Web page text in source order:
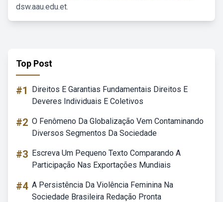
dsw.aau.edu.et.
Top Post
#1
Direitos E Garantias Fundamentais Direitos E
Deveres Individuais E Coletivos
#2 O Fenômeno Da Globalização Vem Contaminando
Diversos Segmentos Da Sociedade
#3 Escreva Um Pequeno Texto Comparando A
Participação Nas Exportações Mundiais
#4 A Persistência Da Violência Feminina Na
Sociedade Brasileira Redação Pronta